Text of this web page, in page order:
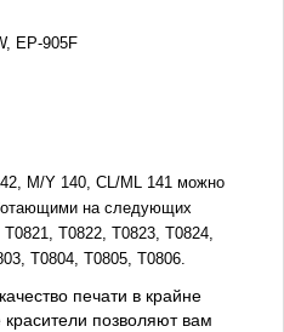
EP-905F
M/Y 140, CL/ML 141 можно
на следующих
T0822, T0823, T0824,
T0804, T0805, T0806.
печати в крайне
позволяют вам